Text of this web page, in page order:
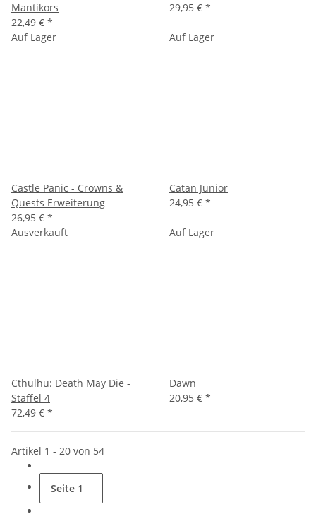
Mantikors
22,49 € *
29,95 € *
Auf Lager
Castle Panic - Crowns &
Quests Erweiterung
26,95 € *
Auf Lager
Catan Junior
24,95 € *
Ausverkauft
Cthulhu: Death May Die -
Staffel 4
72,49 € *
Auf Lager
Dawn
20,95 € *
Artikel 1 - 20 von 54
Seite 1